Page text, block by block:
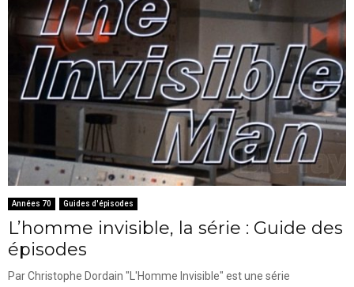
Années 70 Guides d'épisodes
L’homme invisible, la série : Guide des
épisodes
Par Christophe Dordain "L'Homme Invisible" est une série